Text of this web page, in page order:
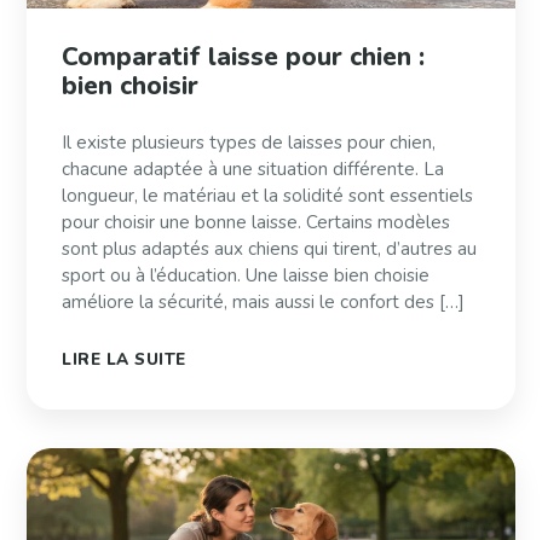
Comparatif laisse pour chien :
bien choisir
Il existe plusieurs types de laisses pour chien,
chacune adaptée à une situation différente. La
longueur, le matériau et la solidité sont essentiels
pour choisir une bonne laisse. Certains modèles
sont plus adaptés aux chiens qui tirent, d’autres au
sport ou à l’éducation. Une laisse bien choisie
améliore la sécurité, mais aussi le confort des […]
LIRE LA SUITE